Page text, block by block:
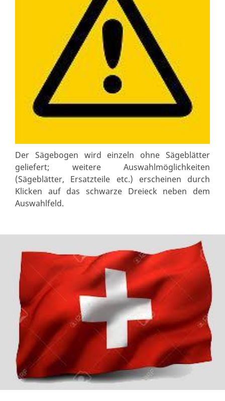
Der Sägebogen wird einzeln ohne Sägeblätter
geliefert; weitere Auswahlmöglichkeiten
(Sägeblätter, Ersatzteile etc.) erscheinen durch
Klicken auf das schwarze Dreieck neben dem
Auswahlfeld.